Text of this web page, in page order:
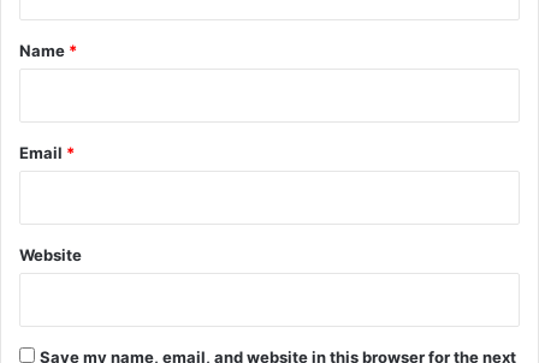
*
Name *
Email *
Website
Save my name, email, and website in this browser for the next